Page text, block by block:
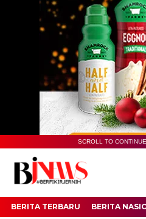
SCROLL TO
BERITA TERBARU BERITA